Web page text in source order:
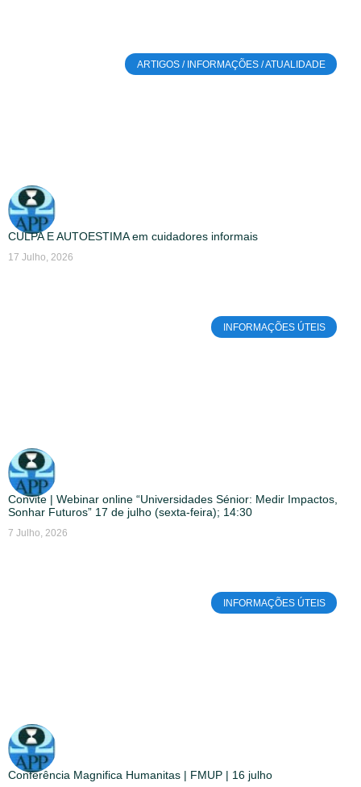
ARTIGOS / INFORMAÇÕES / ATUALIDADE
CULPA E AUTOESTIMA em cuidadores informais
17 Julho, 2026
INFORMAÇÕES ÚTEIS
Convite | Webinar online “Universidades Sénior: Medir Impactos,
Sonhar Futuros” 17 de julho (sexta-feira); 14:30
7 Julho, 2026
INFORMAÇÕES ÚTEIS
Conferência Magnifica Humanitas | FMUP | 16 julho